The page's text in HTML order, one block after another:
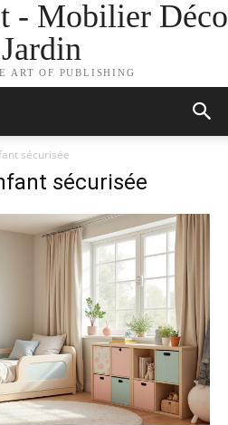
- Mobilier Déco
ART OF PUBLISHING
sécurisée
sécurisée